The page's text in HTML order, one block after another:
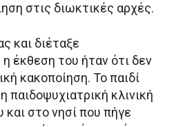
στις διωκτικές αρχές.
και διέταξε
η έκθεση του ήταν ότι δεν
κακοποίηση. Το παιδί
παιδοψυχιατρική κλινική
και στο νησί που πήγε